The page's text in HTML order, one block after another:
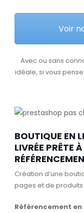
Voir
Avec ou sans
idéale, si vous
BOUTIQUE EN
LIVRÉE PRÊTE
Création d’une
pages et de produits
Référencement